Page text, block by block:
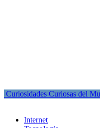
Curiosidades Curiosas del
Internet